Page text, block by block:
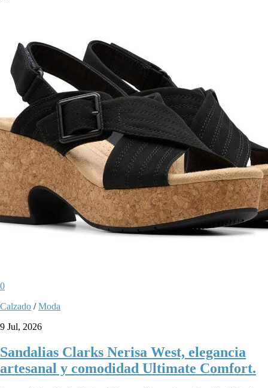
0
Calzado /Moda
9 Jul, 2026
Sandalias Clarks Nerisa West, elegancia
artesanal y comodidad Ultimate Comfort.